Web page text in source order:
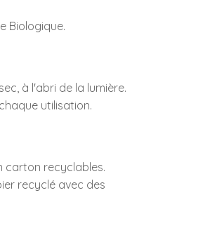
Biologique.
à l'abri de la lumière.
utilisation.
carton recyclables.
recyclé avec des